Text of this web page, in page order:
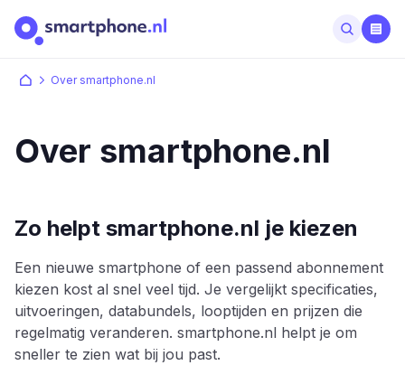
Over smartphone.nl
Over smartphone.nl
Zo helpt smartphone.nl je kiezen
Een nieuwe smartphone of een passend abonnement
kiezen kost al snel veel tijd. Je vergelijkt specificaties,
uitvoeringen, databundels, looptijden en prijzen die
regelmatig veranderen. smartphone.nl helpt je om
sneller te zien wat bij jou past.